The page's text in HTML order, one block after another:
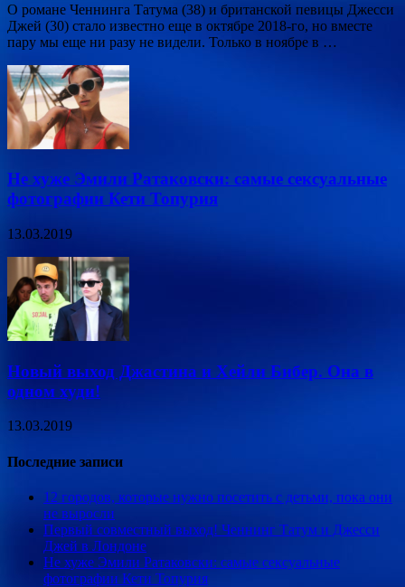
О романе Ченнинга Татума (38) и британской певицы Джесси
Джей (30) стало известно еще в октябре 2018-го, но вместе
пару мы еще ни разу не видели. Только в ноябре в …
Не хуже Эмили Ратаковски: самые сексуальные
фотографии Кети Топурия
13.03.2019
Новый выход Джастина и Хейли Бибер. Она в
одном худи!
13.03.2019
Последние записи
12 городов, которые нужно посетить с детьми, пока они
не выросли
Первый совместный выход! Ченнинг Татум и Джесси
Джей в Лондоне
Не хуже Эмили Ратаковски: самые сексуальные
фотографии Кети Топурия